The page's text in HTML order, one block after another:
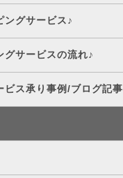
ングサービス♪
グサービスの流れ♪
ビス承り事例/ブログ記事